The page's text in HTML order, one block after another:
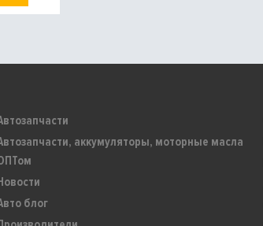
аккумуляторы, моторные масла
блог